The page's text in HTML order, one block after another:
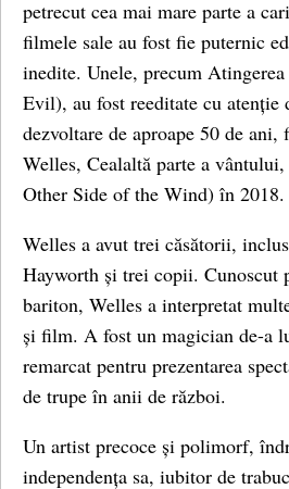
petrecut cea mai mare parte a
filmele sale au fost fie puternic
inedite. Unele, precum
Evil), au fost reeditate cu atenție
dezvoltare de aproape 50 de
Welles, Cealaltă parte a
Other Side of the Wind) în 2018.
Welles a avut trei căsătorii,
Hayworth și trei copii. Cunoscut
bariton, Welles a interpretat
și film. A fost un magician de-a
remarcat pentru prezentarea
de trupe în anii de război.
Un artist precoce și polimorf,
independența sa, iubitor de